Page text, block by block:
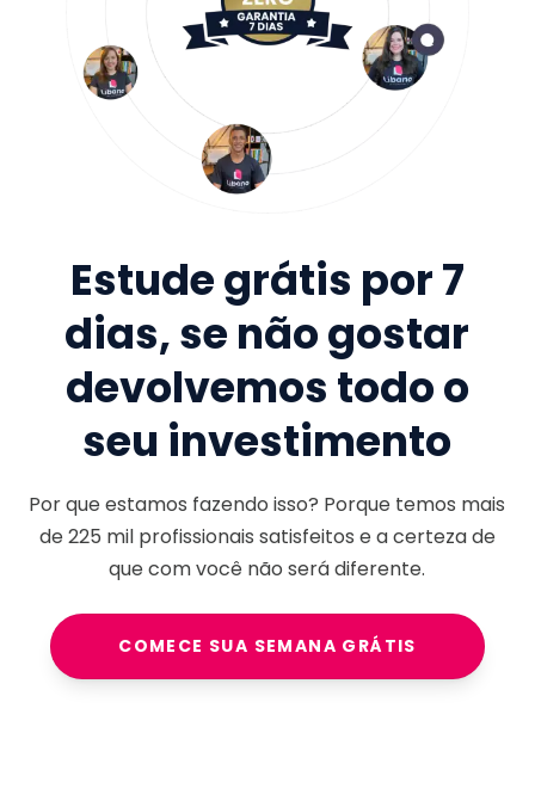
Estude grátis por 7
dias, se não gostar
devolvemos todo o
seu investimento
Por que estamos fazendo isso? Porque temos mais
de225 milprofissionais satisfeitos e a certeza de
que com você não será diferente.
COMECE SUA SEMANA GRÁTIS